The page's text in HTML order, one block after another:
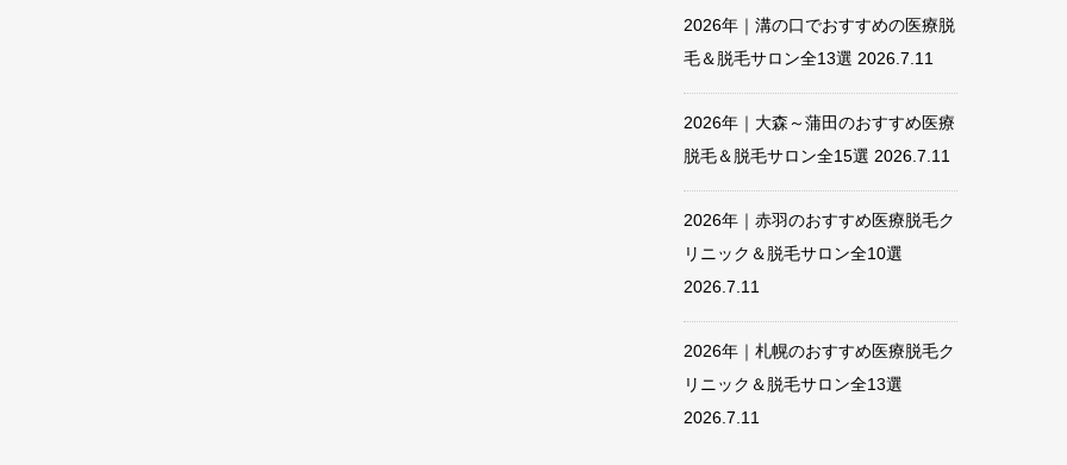
2026年｜溝の口でおすすめの医療脱
毛＆脱毛サロン全13選 2026.7.11
2026年｜大森～蒲田のおすすめ医療
脱毛＆脱毛サロン全15選 2026.7.11
2026年｜赤羽のおすすめ医療脱毛ク
リニック＆脱毛サロン全10選
2026.7.11
2026年｜札幌のおすすめ医療脱毛ク
リニック＆脱毛サロン全13選
2026.7.11